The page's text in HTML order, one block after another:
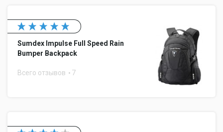
Sumdex Impulse Full Speed Rain
Bumper Backpack
Всего отзывов 7